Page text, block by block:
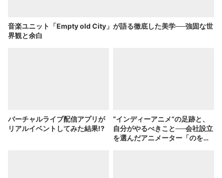
音楽ユニット「Empty old City」が語る徹底した美学──強固な世
界観と余白
バーチャルライブ配信アプリが
リアルイベントしてみた結果!?
“インディーアニメ“の足跡と、
自分がやるべきこと──会社設立
を選んだアニメーター「のを